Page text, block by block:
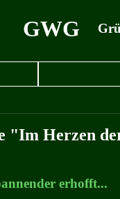
GWG
"Im Herzen
erhofft...